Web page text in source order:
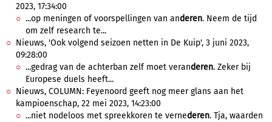
2023, 17:34:00
...op meningen of voorspellingen van anderen. Neem de tijd
om zelf research te...
Nieuws, 'Ook volgend seizoen netten in De Kuip', 3 juni 2023,
09:28:00
...gedrag van de achterban zelf moet veranderen. Zeker bij
Europese duels heeft...
Nieuws, COLUMN: Feyenoord geeft nog meer glans aan het
kampioenschap, 22 mei 2023, 14:23:00
...niet nodeloos met spreekkoren te vernederen. Tja, waarden